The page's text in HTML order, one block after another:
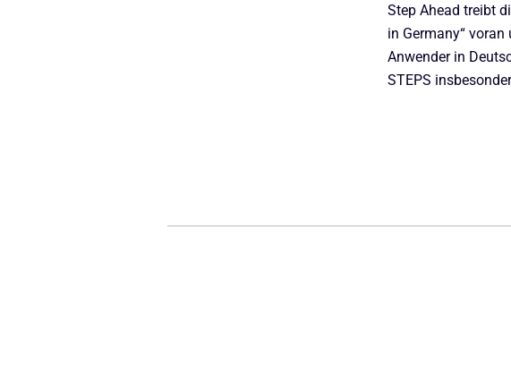
Step Ahead treibt
in Germany“
Anwender in
STEPS